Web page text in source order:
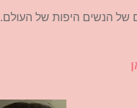
של הנשים היפות של העולם.